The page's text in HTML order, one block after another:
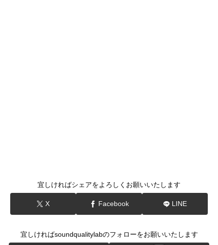
宜しければシェアをよろしくお願いいたします
X Facebook LINE
宜しければsoundqualitylabのフォローをお願いいたします